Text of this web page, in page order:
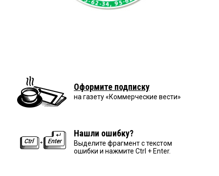
Оформите подписку
на газету «Коммерческие вести»
Нашли ошибку?
Выделите фрагмент с текстом
ошибки и нажмите Ctrl + Enter.